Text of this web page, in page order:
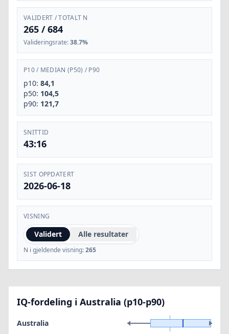
VALIDERT / TOTALT N
265 /684
Valideringsrate:38.7%
P10/ MEDIAN (P50) / P90
p10: 84,1
p50: 104,5
p90: 121,7
SNITTID
43:16
SIST OPPDATERT
2026-06-18
VISNING
Validert Alle resultater
N i gjeldende visning:265
IQ-fordeling i Australia (p10-p90)
Australia